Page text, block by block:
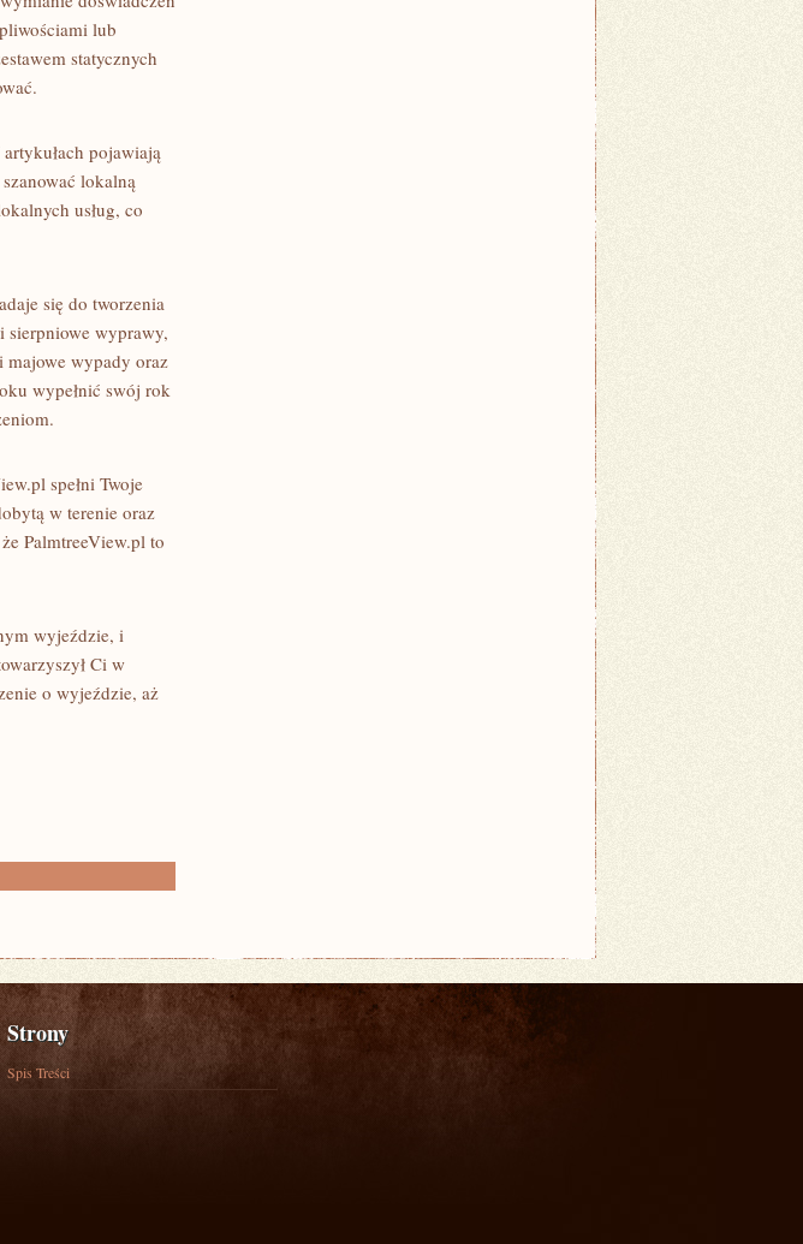
lub
statycznych
pojawiają
lokalną
usług, co
się do tworzenia
sierpniowe wyprawy,
majowe wypady oraz
wypełnić swój rok
spełni Twoje
w terenie oraz
PalmtreeView.pl to
wyjeździe, i
Ci w
o wyjeździe, aż
Strony
Spis Treści